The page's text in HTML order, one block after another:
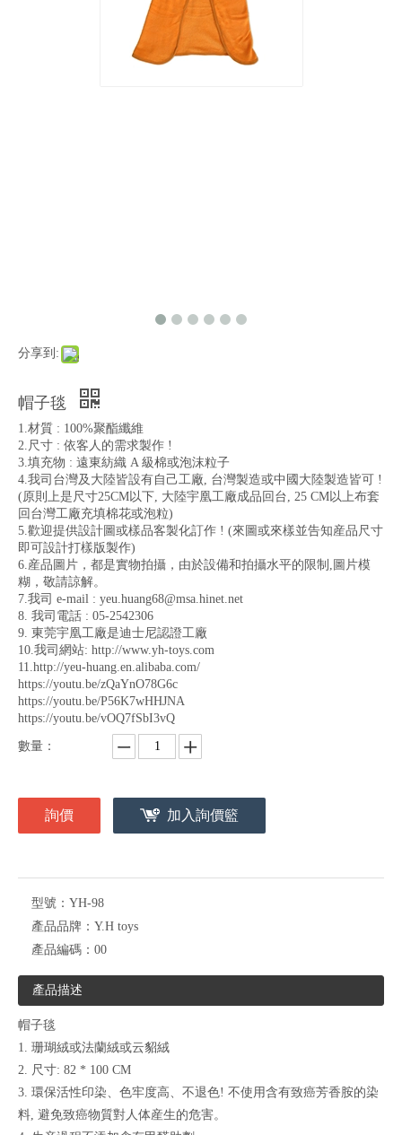
分享到:
帽子毯
1.材質 : 100%聚酯纖維
2.尺寸 : 依客人的需求製作 !
3.填充物 : 遠東紡織 A 級棉或泡沫粒子
4.我司台灣及大陸皆設有自己工廠, 台灣製造或中國大陸製造皆可 !
(原則上是尺寸25CM以下, 大陸宇凰工廠成品回台, 25 CM以上布套
回台灣工廠充填棉花或泡粒)
5.歡迎提供設計圖或樣品客製化訂作 ! (來圖或來樣並告知産品尺寸
即可設計打樣版製作)
6.産品圖片，都是實物拍攝，由於設備和拍攝水平的限制,圖片模
糊，敬請諒解。
7.我司 e-mail : yeu.huang68@msa.hinet.net
8. 我司電話 : 05-2542306
9. 東莞宇凰工廠是迪士尼認證工廠
10.我司網站: http://www.yh-toys.com
11.http://yeu-huang.en.alibaba.com/
https://youtu.be/zQaYnO78G6c
https://youtu.be/P56K7wHHJNA
https://youtu.be/vOQ7fSbI3vQ
數量：
詢價 加入詢價籃
型號： YH-98
產品品牌： Y.H toys
產品編碼： 00
產品描述
帽子毯
1. 珊瑚絨或法蘭絨或云貂絨
2. 尺寸: 82 * 100 CM
3. 環保活性印染、色牢度高、不退色! 不使用含有致癌芳香胺的染
料, 避免致癌物質對人体産生的危害。